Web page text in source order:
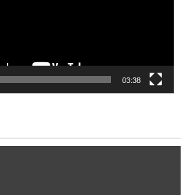
03:38